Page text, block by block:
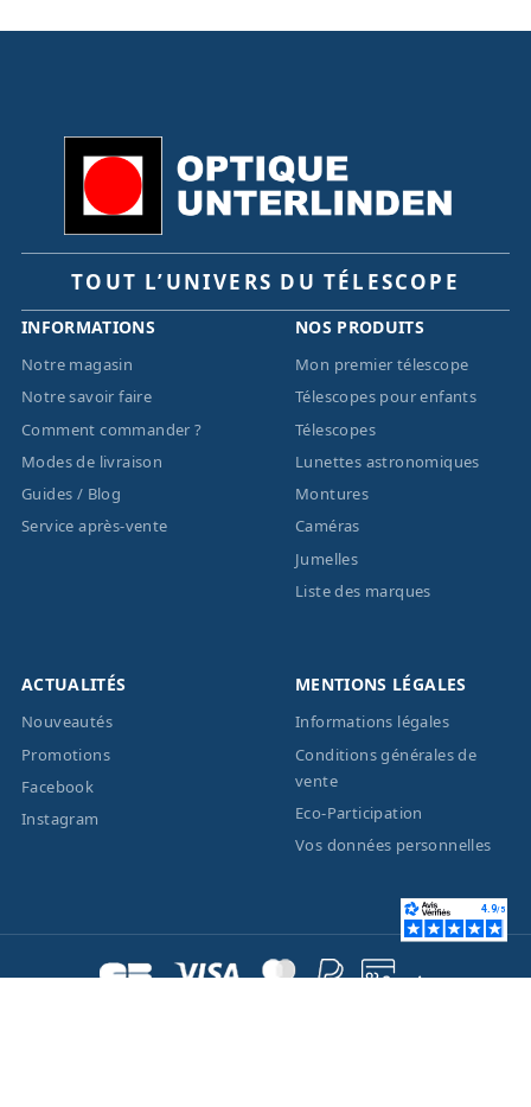
TOUT L’UNIVERS DU TÉLESCOPE
INFORMATIONS
Notre magasin
Notre savoir faire
Comment commander ?
Modes de livraison
Guides / Blog
Service après-vente
NOS PRODUITS
Mon premier télescope
Télescopes pour enfants
Télescopes
Lunettes astronomiques
Montures
Caméras
Jumelles
Liste des marques
ACTUALITÉS
Nouveautés
Promotions
Facebook
Instagram
MENTIONS LÉGALES
Informations légales
Conditions générales de
vente
Eco-Participation
Vos données personnelles